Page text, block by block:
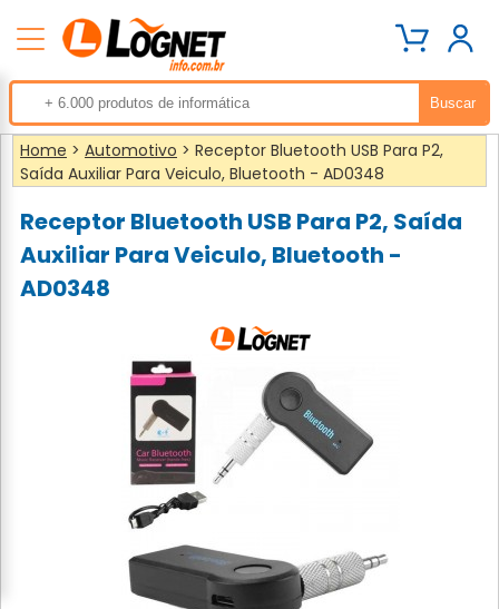
Home > Automotivo > Receptor Bluetooth USB Para P2,
Saída Auxiliar Para Veiculo, Bluetooth - AD0348
Receptor Bluetooth USB Para P2, Saída
Auxiliar Para Veiculo, Bluetooth -
AD0348